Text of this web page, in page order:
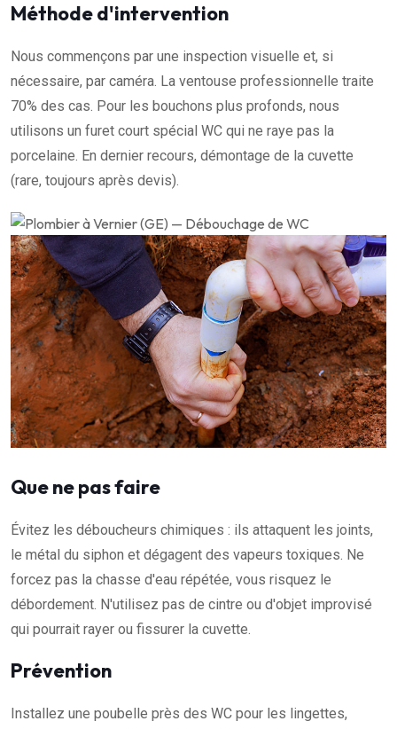
Méthode d'intervention
Nous commençons par une inspection visuelle et, si
nécessaire, par caméra. La ventouse professionnelle traite
70% des cas. Pour les bouchons plus profonds, nous
utilisons un furet court spécial WC qui ne raye pas la
porcelaine. En dernier recours, démontage de la cuvette
(rare, toujours après devis).
Que ne pas faire
Évitez les déboucheurs chimiques : ils attaquent les joints,
le métal du siphon et dégagent des vapeurs toxiques. Ne
forcez pas la chasse d'eau répétée, vous risquez le
débordement. N'utilisez pas de cintre ou d'objet improvisé
qui pourrait rayer ou fissurer la cuvette.
Prévention
Installez une poubelle près des WC pour les lingettes,